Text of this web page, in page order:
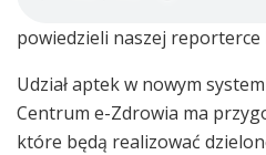
powiedzieli naszej reporterce
Udział aptek w nowym
Centrum e-Zdrowia ma
które będą realizować